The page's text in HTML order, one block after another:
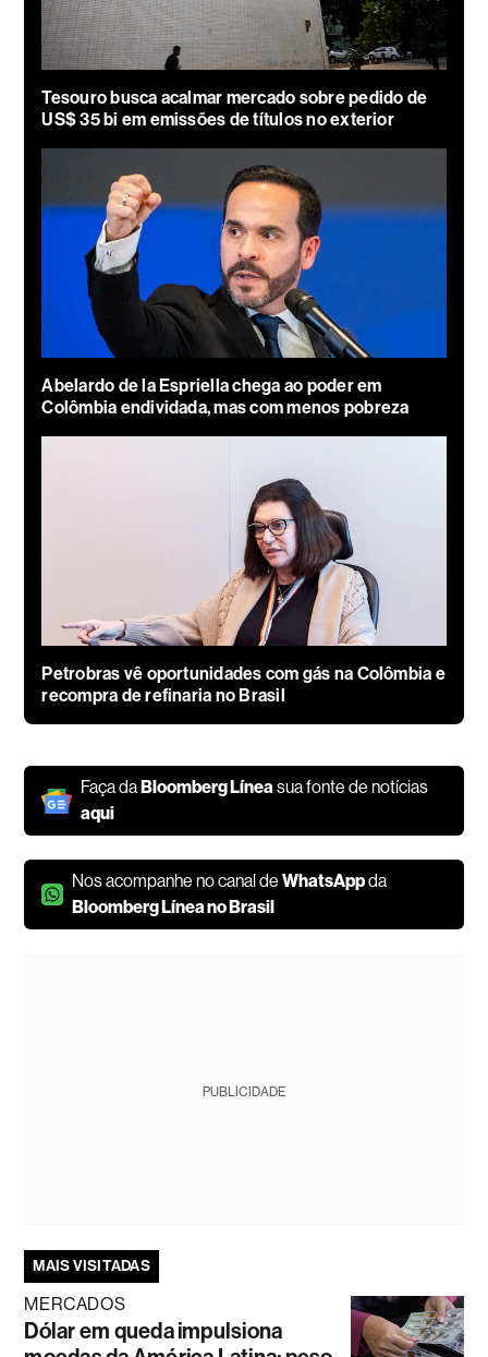
Tesouro busca acalmar mercado sobre pedido de
US$ 35 bi em emissões de títulos no exterior
Abelardo de la Espriella chega ao poder em
Colômbia endividada, mas com menos pobreza
Petrobras vê oportunidades com gás na Colômbia e
recompra de refinaria no Brasil
Faça da Bloomberg Líneasua fonte de notícias
aqui
Nos acompanhe no canal deWhatsAppda
Bloomberg Línea no Brasil
PUBLICIDADE
MAIS VISITADAS
MERCADOS
Dólar em queda impulsiona